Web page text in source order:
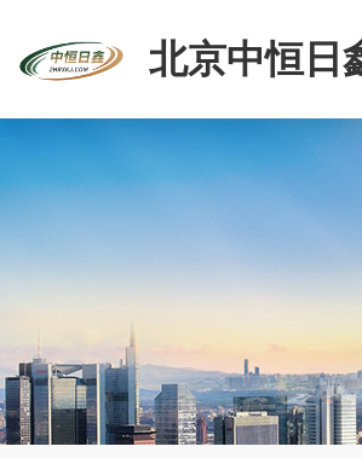
北京中恒日